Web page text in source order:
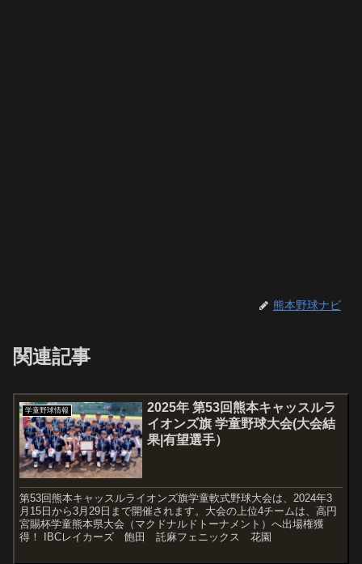
熊本野球ナビ
関連記事
学童野球情報
2025年 第53回熊本キャッスルラ
イオンズ旗 学童野球大会(大会結
果|有望選手）
第53回熊本キャッスルライオンズ旗学童軟式野球大会は、2024年3
月15日から3月29日まで開催されます。大会の上位4チームは、高円
宮賜杯学童熊本県大会（マクドナルドトーナメント）へ出場権獲
得！ IBCレイカーズ 飽田 託麻フェニックス 花園